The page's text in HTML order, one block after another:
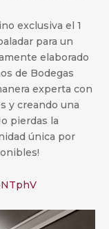
exclusiva el 1
para un
elaborado
de Bodegas
experta con
y creando una
pierdas la
única por